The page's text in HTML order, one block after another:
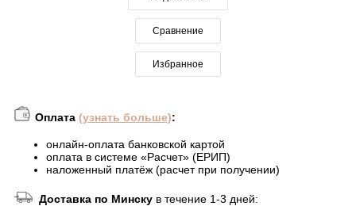
Сравнение
Избранное
Оплата (узнать больше):
онлайн-оплата банковской картой
оплата в системе «Расчет» (ЕРИП)
наложенный платёж (расчет при получении)
Доставка по Минску в течение 1-3 дней: